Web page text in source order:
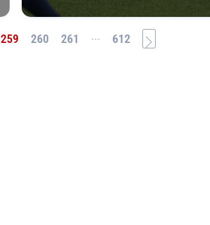
259 260 261 ... 612